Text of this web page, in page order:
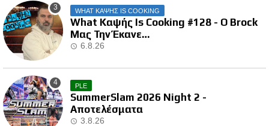
WHAT ΚΑΨΗΣ IS COOKING
What Καψής Is Cooking #128 - Ο Brock
Μας Την Έκανε…
6.8.26
PLE
SummerSlam 2026 Night 2 -
Αποτελέσματα
3.8.26